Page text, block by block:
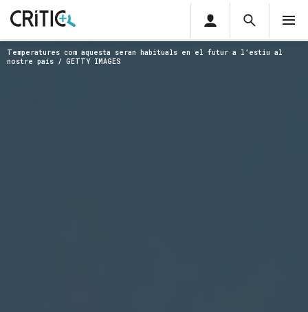
Cerca
Cerca
per...
privada
Subscriu-t'hi
Temperatures com aquesta seran habituals en el futur a l’estiu al
nostre país / GETTY IMAGES